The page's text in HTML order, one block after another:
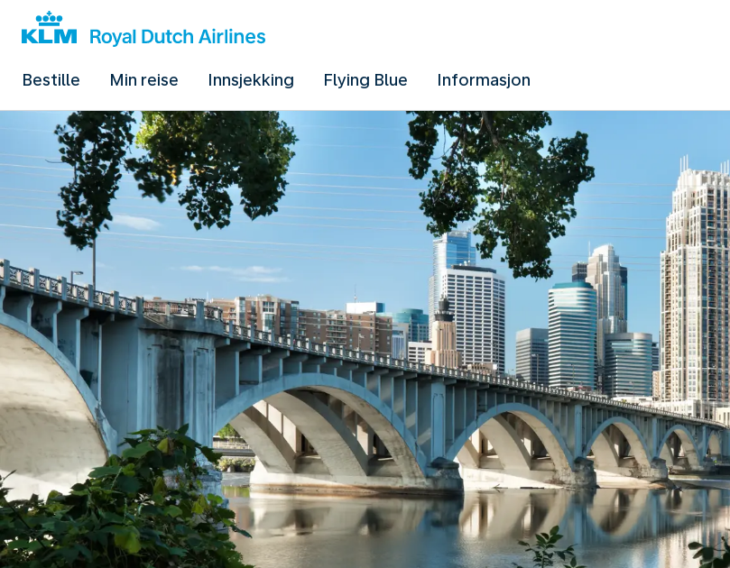
Bestille Min reise Innsjekking Flying Blue Informasjon